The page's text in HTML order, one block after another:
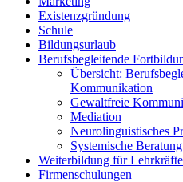
Existenzgründung
Schule
Bildungsurlaub
Berufsbegleitende
Übersicht:
Kommunikation
Gewaltfreie
Mediation
Neurolinguistisches
Systemische Beratung
Weiterbildung für
Firmenschulungen